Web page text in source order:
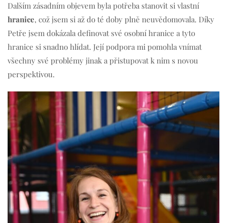
Dalším zásadním objevem byla potřeba stanovit si vlastní
hranice, což jsem si až do té doby plně neuvědomovala. Díky
Petře jsem dokázala definovat své osobní hranice a tyto
hranice si snadno hlídat. Její podpora mi pomohla vnímat
všechny své problémy jinak a přistupovat k nim s novou
perspektivou.